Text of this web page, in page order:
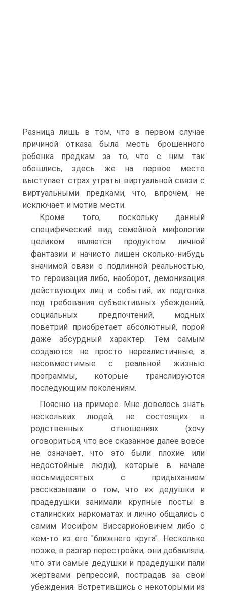
Разница лишь в том, что в первом случае
причиной отказа была месть брошенного
ребенка предкам за то, что с ним так
обошлись, здесь же на первое место
выступает страх утраты виртуальной связи с
виртуальными предками, что, впрочем, не
исключает и мотив мести.
Кроме того, поскольку данный
специфический вид семейной мифологии
целиком является продуктом личной
фантазии и начисто лишен сколько-нибудь
значимой связи с подлинной реальностью,
то героизация либо, наоборот, демонизация
действующих лиц и событий, их подгонка
под требования субъективных убеждений,
социальных предпочтений, модных
поветрий приобретает абсолютный, порой
даже абсурдный характер. Тем самым
создаются не просто нереалистичные, а
несовместимые с реальной жизнью
программы, которые транслируются
последующим поколениям.
Поясню на примере. Мне довелось знать
нескольких людей, не состоящих в
родственных отношениях (хочу
оговориться, что все сказанное далее вовсе
не означает, что это были плохие или
недостойные люди), которые в начале
восьмидесятых с придыханием
рассказывали о том, что их дедушки и
прадедушки занимали крупные посты в
сталинских наркоматах и лично общались с
самим Иосифом Виссарионовичем либо с
кем-то из его "ближнего круга". Несколько
позже, в разгар перестройки, они добавляли,
что эти самые дедушки и прадедушки пали
жертвами репрессий, пострадав за свои
убеждения. Встретившись с некоторыми из